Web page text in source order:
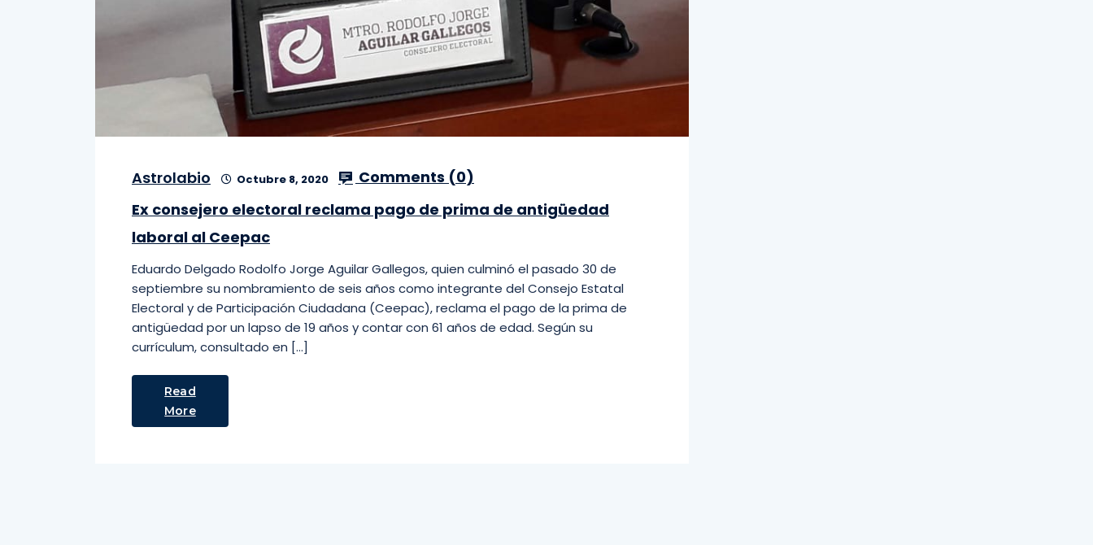
Astrolabio Octubre 8, 2020 Comments (0)
Ex consejero electoral reclama pago de prima de antigüedad
laboral al Ceepac
Eduardo Delgado Rodolfo Jorge Aguilar Gallegos, quien culminó el pasado 30 de
septiembre su nombramiento de seis años como integrante del Consejo Estatal
Electoral y de Participación Ciudadana (Ceepac), reclama el pago de la prima de
antigüedad por un lapso de 19 años y contar con 61 años de edad. Según su
currículum, consultado en […]
Read
More